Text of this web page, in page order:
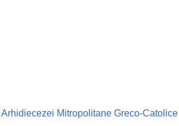
Mitropolitane Greco-